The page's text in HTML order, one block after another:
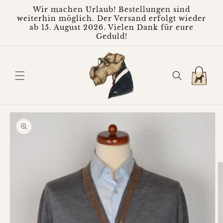
Inhalt
Wir machen Urlaub! Bestellungen sind
weiterhin möglich. Der Versand erfolgt wieder
ab 15. August 2026. Vielen Dank für eure
Geduld!
Warenkorb